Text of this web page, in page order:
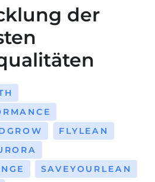
der
FLYLEAN
SAVEYOURLEAN